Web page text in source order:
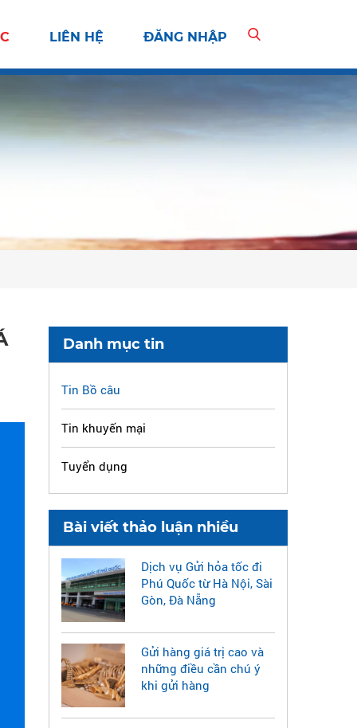
LIÊN HỆ ĐĂNG NHẬP
Danh mục tin
Tin Bồ câu
Tin khuyến mại
Tuyển dụng
Bài viết thảo luận nhiều
Dịch vụ Gửi hỏa tốc đi
Phú Quốc từ Hà Nội, Sài
Gòn, Đà Nẵng
Gửi hàng giá trị cao và
những điều cần chú ý
khi gửi hàng